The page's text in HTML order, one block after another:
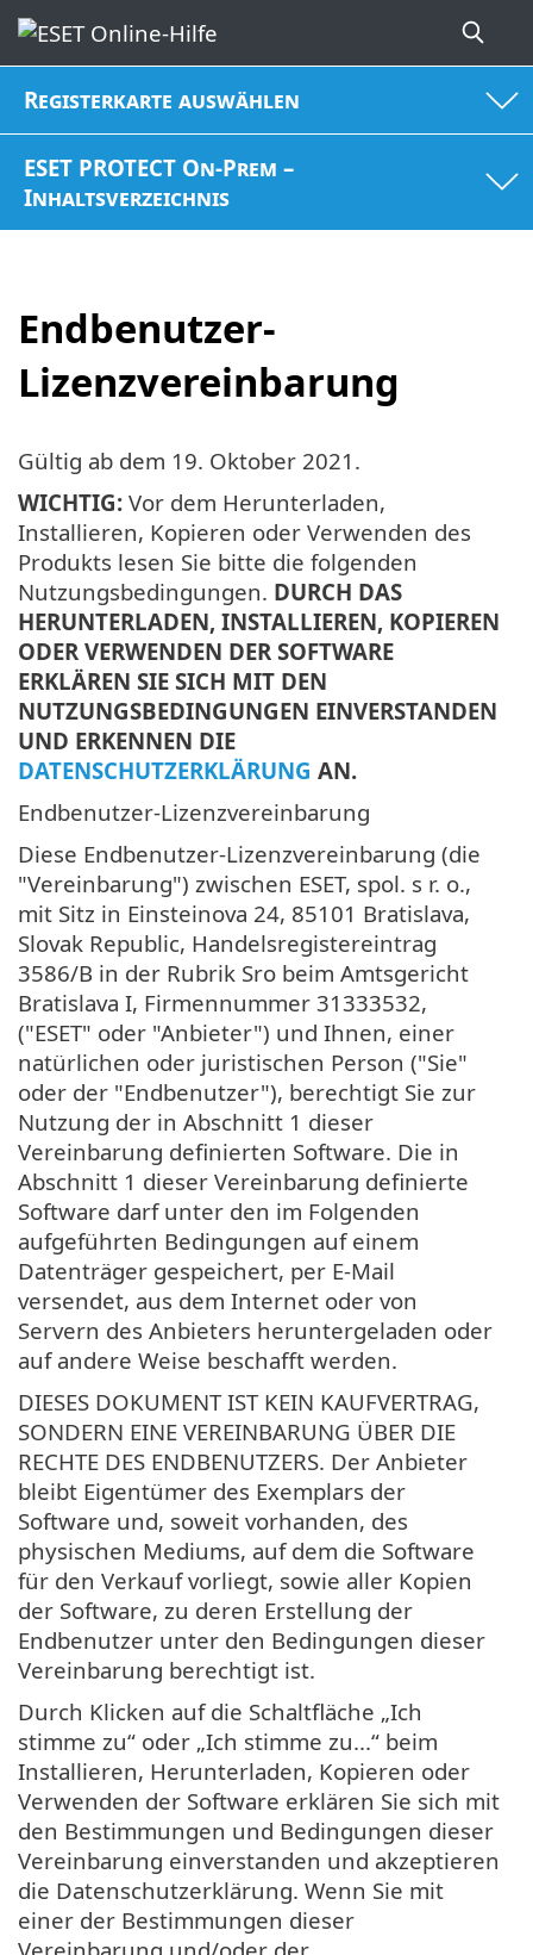
Registerkarte auswählen
ESET PROTECT On-Prem –
Inhaltsverzeichnis
Endbenutzer-
Lizenzvereinbarung
Gültig ab dem 19. Oktober 2021 .
WICHTIG: Vor dem Herunterladen,
Installieren, Kopieren oder Verwenden des
Produkts lesen Sie bitte die folgenden
Nutzungsbedingungen. DURCH DAS
HERUNTERLADEN, INSTALLIEREN, KOPIEREN
ODER VERWENDEN DER SOFTWARE
ERKLÄREN SIE SICH MIT DEN
NUTZUNGSBEDINGUNGEN EINVERSTANDEN
UND ERKENNEN DIE
DATENSCHUTZERKLÄRUNG AN.
Endbenutzer-Lizenzvereinbarung
Diese Endbenutzer-Lizenzvereinbarung (die
"Vereinbarung") zwischen ESET, spol. s r. o.,
mit Sitz in Einsteinova 24, 85101 Bratislava,
Slovak Republic, Handelsregistereintrag
3586/B in der Rubrik Sro beim Amtsgericht
Bratislava I, Firmennummer 31333532,
("ESET" oder "Anbieter") und Ihnen, einer
natürlichen oder juristischen Person ("Sie"
oder der "Endbenutzer"), berechtigt Sie zur
Nutzung der in Abschnitt 1 dieser
Vereinbarung definierten Software. Die in
Abschnitt 1 dieser Vereinbarung definierte
Software darf unter den im Folgenden
aufgeführten Bedingungen auf einem
Datenträger gespeichert, per E-Mail
versendet, aus dem Internet oder von
Servern des Anbieters heruntergeladen oder
auf andere Weise beschafft werden.
DIESES DOKUMENT IST KEIN KAUFVERTRAG,
SONDERN EINE VEREINBARUNG ÜBER DIE
RECHTE DES ENDBENUTZERS. Der Anbieter
bleibt Eigentümer des Exemplars der
Software und, soweit vorhanden, des
physischen Mediums, auf dem die Software
für den Verkauf vorliegt, sowie aller Kopien
der Software, zu deren Erstellung der
Endbenutzer unter den Bedingungen dieser
Vereinbarung berechtigt ist.
Durch Klicken auf die Schaltfläche „Ich
stimme zu“ oder „Ich stimme zu...“ beim
Installieren, Herunterladen, Kopieren oder
Verwenden der Software erklären Sie sich mit
den Bestimmungen und Bedingungen dieser
Vereinbarung einverstanden und akzeptieren
die Datenschutzerklärung. Wenn Sie mit
einer der Bestimmungen dieser